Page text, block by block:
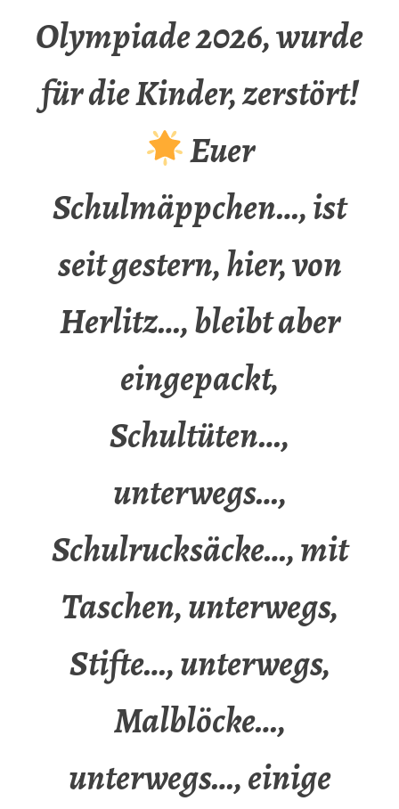
Olympiade 2026, wurde
für die Kinder, zerstört!
Euer
Schulmäppchen…, ist
seit gestern, hier, von
Herlitz…, bleibt aber
eingepackt,
Schultüten…,
unterwegs…,
Schulrucksäcke…, mit
Taschen, unterwegs,
Stifte…, unterwegs,
Malblöcke…,
unterwegs…, einige